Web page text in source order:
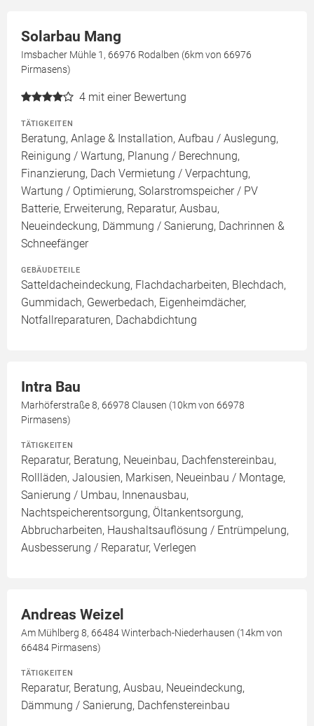
Solarbau Mang
Imsbacher Mühle 1, 66976 Rodalben (6km von 66976
Pirmasens)
4 mit einer Bewertung
TÄTIGKEITEN
Beratung, Anlage & Installation, Aufbau / Auslegung,
Reinigung / Wartung, Planung / Berechnung,
Finanzierung, Dach Vermietung / Verpachtung,
Wartung / Optimierung, Solarstromspeicher / PV
Batterie, Erweiterung, Reparatur, Ausbau,
Neueindeckung, Dämmung / Sanierung, Dachrinnen &
Schneefänger
GEBÄUDETEILE
Satteldacheindeckung, Flachdacharbeiten, Blechdach,
Gummidach, Gewerbedach, Eigenheimdächer,
Notfallreparaturen, Dachabdichtung
Intra Bau
Marhöferstraße 8, 66978 Clausen (10km von 66978
Pirmasens)
TÄTIGKEITEN
Reparatur, Beratung, Neueinbau, Dachfenstereinbau,
Rollläden, Jalousien, Markisen, Neueinbau / Montage,
Sanierung / Umbau, Innenausbau,
Nachtspeicherentsorgung, Öltankentsorgung,
Abbrucharbeiten, Haushaltsauflösung / Entrümpelung,
Ausbesserung / Reparatur, Verlegen
Andreas Weizel
Am Mühlberg 8, 66484 Winterbach-Niederhausen (14km von
66484 Pirmasens)
TÄTIGKEITEN
Reparatur, Beratung, Ausbau, Neueindeckung,
Dämmung / Sanierung, Dachfenstereinbau